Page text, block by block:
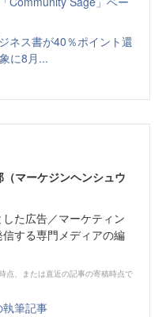
ネス書が40％ポイント還
に8月...
マーケジンヘンシュウ
た広告／マーケティン
する専門メディアの編
点、または直近の記事の寄稿時点で
筆記事